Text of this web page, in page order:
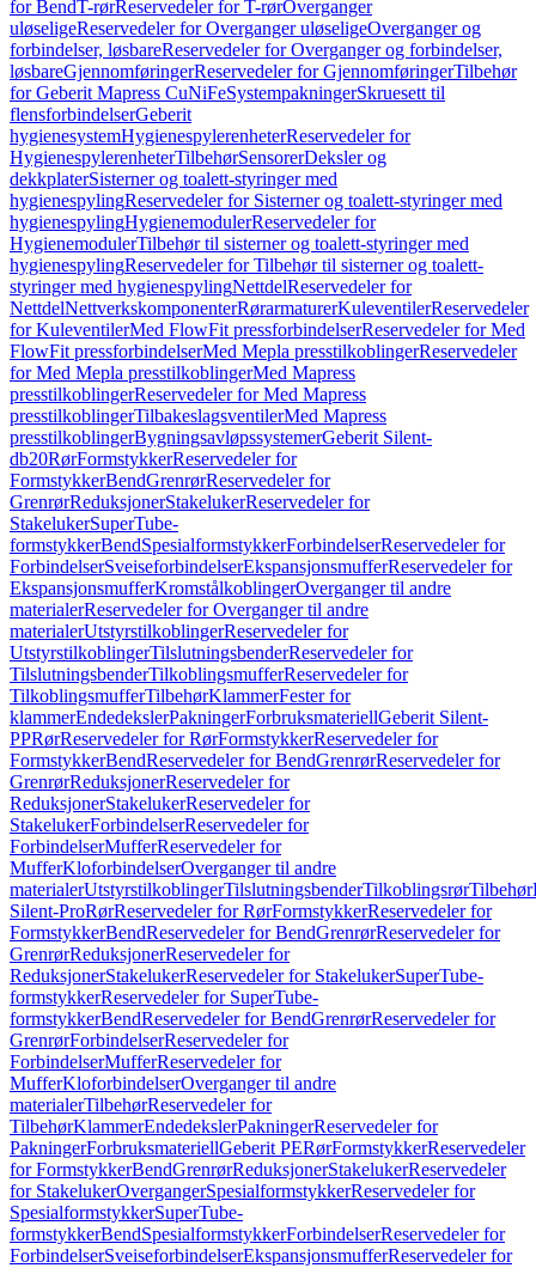
for BendT-rørReservedeler for T-rørOverganger
uløseligeReservedeler for Overganger uløseligeOverganger og
forbindelser, løsbareReservedeler for Overganger og forbindelser,
løsbareGjennomføringerReservedeler for GjennomføringerTilbehør
for Geberit Mapress CuNiFeSystempakningerSkruesett til
flensforbindelserGeberit
hygienesystemHygienespylerenheterReservedeler for
HygienespylerenheterTilbehørSensorerDeksler og
dekkplaterSisterner og toalett-styringer med
hygienespylingReservedeler for Sisterner og toalett-styringer med
hygienespylingHygienemodulerReservedeler for
HygienemodulerTilbehør til sisterner og toalett-styringer med
hygienespylingReservedeler for Tilbehør til sisterner og toalett-
styringer med hygienespylingNettdelReservedeler for
NettdelNettverkskomponenterRørarmaturerKuleventilerReservedeler
for KuleventilerMed FlowFit pressforbindelserReservedeler for Med
FlowFit pressforbindelserMed Mepla presstilkoblingerReservedeler
for Med Mepla presstilkoblingerMed Mapress
presstilkoblingerReservedeler for Med Mapress
presstilkoblingerTilbakeslagsventilerMed Mapress
presstilkoblingerBygningsavløpssystemerGeberit Silent-
db20RørFormstykkerReservedeler for
FormstykkerBendGrenrørReservedeler for
GrenrørReduksjonerStakelukerReservedeler for
StakelukerSuperTube-
formstykkerBendSpesialformstykkerForbindelserReservedeler for
ForbindelserSveiseforbindelserEkspansjonsmufferReservedeler for
EkspansjonsmufferKromstålkoblingerOverganger til andre
materialerReservedeler for Overganger til andre
materialerUtstyrstilkoblingerReservedeler for
UtstyrstilkoblingerTilslutningsbenderReservedeler for
TilslutningsbenderTilkoblingsmufferReservedeler for
TilkoblingsmufferTilbehørKlammerFester for
klammerEndedekslerPakningerForbruksmateriellGeberit Silent-
PPRørReservedeler for RørFormstykkerReservedeler for
FormstykkerBendReservedeler for BendGrenrørReservedeler for
GrenrørReduksjonerReservedeler for
ReduksjonerStakelukerReservedeler for
StakelukerForbindelserReservedeler for
ForbindelserMufferReservedeler for
MufferKloforbindelserOverganger til andre
materialerUtstyrstilkoblingerTilslutningsbenderTilkoblingsrørTilbehør
Silent-ProRørReservedeler for RørFormstykkerReservedeler for
FormstykkerBendReservedeler for BendGrenrørReservedeler for
GrenrørReduksjonerReservedeler for
ReduksjonerStakelukerReservedeler for StakelukerSuperTube-
formstykkerReservedeler for SuperTube-
formstykkerBendReservedeler for BendGrenrørReservedeler for
GrenrørForbindelserReservedeler for
ForbindelserMufferReservedeler for
MufferKloforbindelserOverganger til andre
materialerTilbehørReservedeler for
TilbehørKlammerEndedekslerPakningerReservedeler for
PakningerForbruksmateriellGeberit PERørFormstykkerReservedeler
for FormstykkerBendGrenrørReduksjonerStakelukerReservedeler
for StakelukerOvergangerSpesialformstykkerReservedeler for
SpesialformstykkerSuperTube-
formstykkerBendSpesialformstykkerForbindelserReservedeler for
ForbindelserSveiseforbindelserEkspansjonsmufferReservedeler for